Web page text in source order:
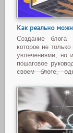
Как реально
Создание блога
которое не
увлечениями, но
пошаговое
своем блоге,
Читать дальше »